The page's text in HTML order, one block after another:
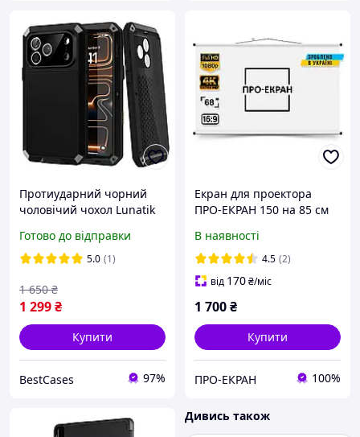
Протиударний чорний
чоловічий чохол Lunatik
360' для iPhone 17 Pro
Max (айфон 17 про макс)
Готово до відправки
5.0 (1)
1 299₴
1 650 ₴
Купити
BestCases 97%
Екран для проектора
ПРО-ЕКРАН 150 на 85 см
В наявності
4.5 (2)
від 170₴/міс
1 700₴
Купити
ПРО-ЕКРАН 100%
Дивись також